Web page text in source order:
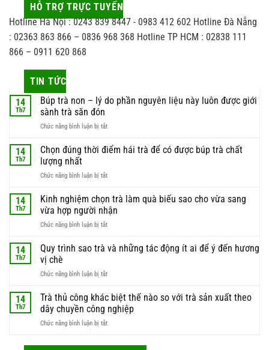
HỖ TRỢ TRỰC TUYẾN
Hotline Hà Nội : 0243 839 8447 - 0983 412 602 Hotline Đà Nẵng
: 02363 863 866 – 0836 968 368 Hotline TP HCM : 02838 111
866 – 0911 620 868
TIN TỨC
14
Th7
Búp trà non – lý do phần nguyên liệu này luôn được giới
sành trà săn đón
Chức năng bình luận bị tắtở
trà
lý
phần
nguyên
liệu
này
được
trà
đón
14
Th7
Chọn đúng thời điểm hái trà để có được búp trà chất
lượng nhất
Chức năng bình luận bị tắtở
đúng
thời
điểm
hái
để
búp
chất
lượng
14
Th7
Kinh nghiệm chọn trà làm quà biếu sao cho vừa sang
vừa hợp người nhận
Chức năng bình luận bị tắtở
nghiệm
làm
biếu
sao
cho
vừa
vừa
14
Th7
Quy trình sao trà và những tác động ít ai để ý đến hương
vị chè
Chức năng bình luận bị tắtở
trình
trà
và
tác
14
Th7
Trà thủ công khác biệt thế nào so với trà sản xuất theo
dây chuyền công nghiệp
Chức năng bình luận bị tắtở